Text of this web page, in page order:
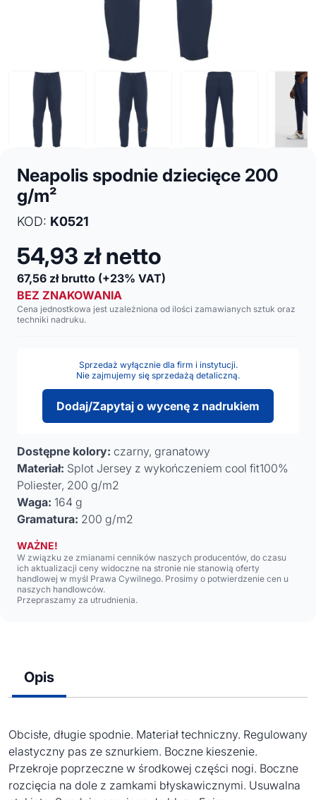
Neapolis spodnie dziecięce 200
g/m²
KOD: K0521
54,93 zł netto
67,56 zł brutto (+23% VAT)
BEZ ZNAKOWANIA
Cena jednostkowa jest uzależniona od ilości zamawianych sztuk oraz
techniki nadruku.
Sprzedaż wyłącznie dla firm i instytucji.
Nie zajmujemy się sprzedażą detaliczną.
Dodaj/Zapytaj o wycenę z nadrukiem
Dostępne kolory: czarny, granatowy
Materiał: Splot Jersey z wykończeniem cool fit100%
Poliester, 200 g/m2
Waga: 164 g
Gramatura: 200 g/m2
WAŻNE!
W związku ze zmianami cenników naszych producentów, do czasu
ich aktualizacji ceny widoczne na stronie nie stanowią oferty
handlowej w myśl Prawa Cywilnego. Prosimy o potwierdzenie cen u
naszych handlowców.
Przepraszamy za utrudnienia.
Opis
Obcisłe, długie spodnie. Materiał techniczny. Regulowany
elastyczny pas ze sznurkiem. Boczne kieszenie.
Przekroje poprzeczne w środkowej części nogi. Boczne
rozcięcia na dole z zamkami błyskawicznymi. Usuwalna